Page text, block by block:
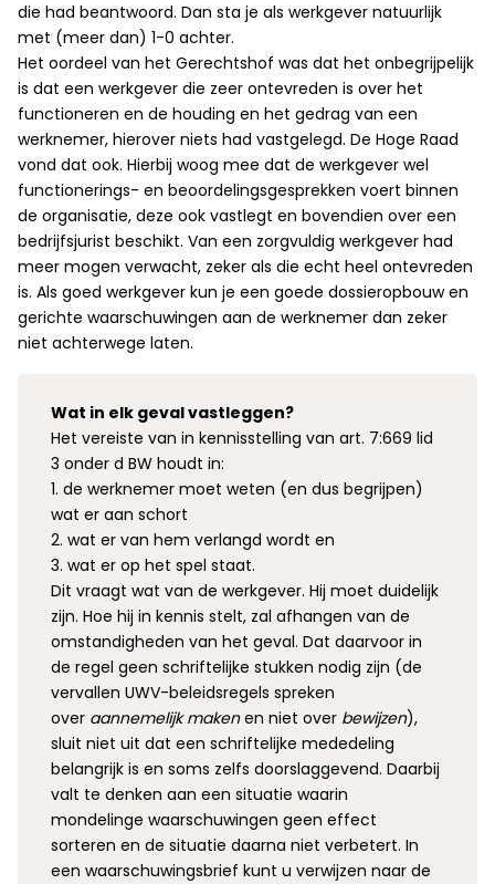
die had beantwoord. Dan sta je als werkgever natuurlijk
met (meer dan) 1-0 achter.
Het oordeel van het Gerechtshof was dat het onbegrijpelijk
is dat een werkgever die zeer ontevreden is over het
functioneren en de houding en het gedrag van een
werknemer, hierover niets had vastgelegd. De Hoge Raad
vond dat ook. Hierbij woog mee dat de werkgever wel
functionerings- en beoordelingsgesprekken voert binnen
de organisatie, deze ook vastlegt en bovendien over een
bedrijfsjurist beschikt. Van een zorgvuldig werkgever had
meer mogen verwacht, zeker als die echt heel ontevreden
is. Als goed werkgever kun je een goede dossieropbouw en
gerichte waarschuwingen aan de werknemer dan zeker
niet achterwege laten.
Wat in elk geval vastleggen?
Het vereiste van in kennisstelling van art. 7:669 lid
3 onder d BW houdt in:
1. de werknemer moet weten (en dus begrijpen)
wat er aan schort
2. wat er van hem verlangd wordt en
3. wat er op het spel staat.
Dit vraagt wat van de werkgever. Hij moet duidelijk
zijn. Hoe hij in kennis stelt, zal afhangen van de
omstandigheden van het geval. Dat daarvoor in
de regel geen schriftelijke stukken nodig zijn (de
vervallen UWV-beleidsregels spreken
over aannemelijk makenen niet over bewijzen),
sluit niet uit dat een schriftelijke mededeling
belangrijk is en soms zelfs doorslaggevend. Daarbij
valt te denken aan een situatie waarin
mondelinge waarschuwingen geen effect
sorteren en de situatie daarna niet verbetert. In
een waarschuwingsbrief kunt u verwijzen naar de